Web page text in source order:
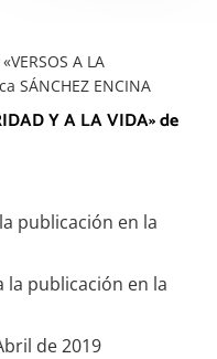
A LA
SÁNCHEZ ENCINA
Y A LA VIDA» de
publicación en la
la publicación en la
de 2019